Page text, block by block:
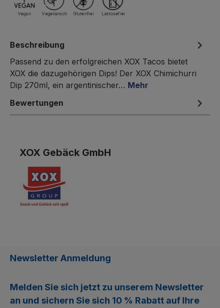
Beschreibung
Passend zu den erfolgreichen XOX Tacos bietet
XOX die dazugehörigen Dips! Der XOX Chimichurri
Dip 270ml, ein argentinischer… Mehr
Bewertungen
XOX Gebäck GmbH
Newsletter Anmeldung
Melden Sie sich jetzt zu unserem Newsletter
an und sichern Sie sich 10 % Rabatt auf Ihre